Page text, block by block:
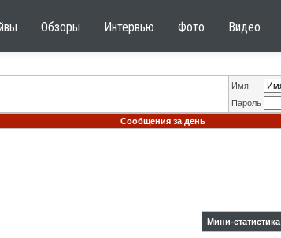
Обзоры Интервью Фото Видео
Имя
Пароль
Сообщения за день
Мини-статистика